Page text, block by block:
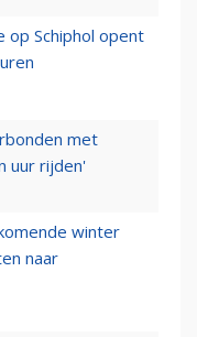
op Schiphol opent
met
uur rijden'
winter
naar